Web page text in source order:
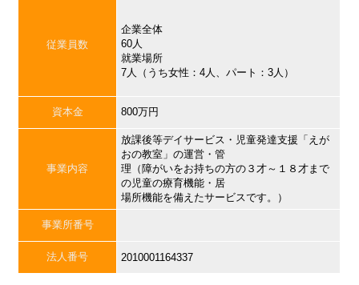
従業員数
企業全体
60人
就業場所
7人（うち女性：4人、パート：3人）
資本金 800万円
事業内容
放課後等デイサービス・児童発達支援「えが
おの教室」の運営・管
理（障がいをお持ちの方の３才～１８才まで
の児童の療育機能・居
場所機能を備えたサービスです。）
事業所番号
法人番号 2010001164337